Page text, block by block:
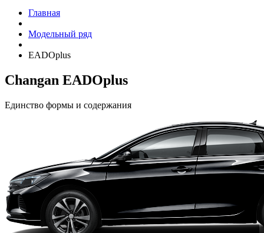
Главная
Модельный ряд
EADOplus
Changan EADOplus
Единство формы и содержания